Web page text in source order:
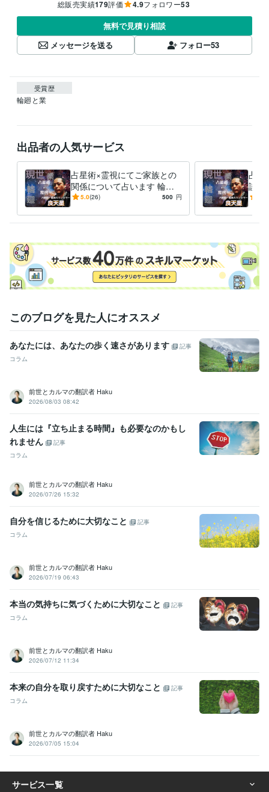
総販売実績179評価 4.9フォロワー53
無料で見積り相談
メッセージを送る
フォロー53
受賞歴
輪廻と業
出品者の人気サービス
占星術×霊視にてご家族との
関係について占います 輪廻
の法則に基づき現世での行い
5.0(26) 500 円
占星
談い
基づ
このブログを見た人にオススメ
あなたには、あなたの歩く速さがあります
記事
コラム
前世とカルマの翻訳者 Haku
2026/08/03 08:42
人生には『立ち止まる時間』も必要なのかもし
れません
記事
コラム
前世とカルマの翻訳者 Haku
2026/07/26 15:32
自分を信じるために大切なこと
記事
コラム
前世とカルマの翻訳者 Haku
2026/07/19 06:43
本当の気持ちに気づくために大切なこと
記事
コラム
前世とカルマの翻訳者 Haku
2026/07/12 11:34
本来の自分を取り戻すために大切なこと
記事
コラム
前世とカルマの翻訳者 Haku
2026/07/05 15:04